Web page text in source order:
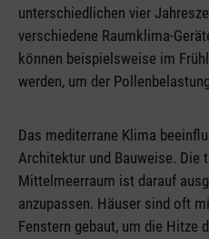
unterschiedlichen vier
verschiedene Raumklima-
können beispielsweise im
werden, um der
Das mediterrane Klima
Architektur und Bauweise.
Mittelmeerraum ist darauf
anzupassen. Häuser sind oft
Fenstern gebaut, um die Hitze